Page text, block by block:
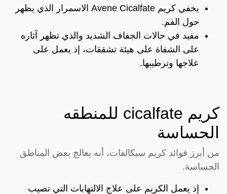
يخفي كريم Avene Cicalfate الاسمرار الذي يظهر
حول الفم.
مفيد في حالات الجفاف الشديد والذي تظهر آثاره
على الشفاة على هيئة تشققات، إذ يعمل على
علاجها وترطيبها.
كريم cicalfate للمنطقه
الحساسة
من أبرز فوائد كريم سيكالفات، أنه يعالج بعض المناطق
الحساسة.
إذ يعمل الكريم على علاج الالتهابات التي تصيب